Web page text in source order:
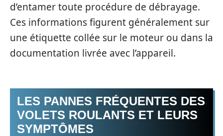
d’entamer toute procédure de débrayage.
Ces informations figurent généralement sur
une étiquette collée sur le moteur ou dans la
documentation livrée avec l’appareil.
LES PANNES FRÉQUENTES DES
VOLETS ROULANTS ET LEURS
SYMPTÔMES